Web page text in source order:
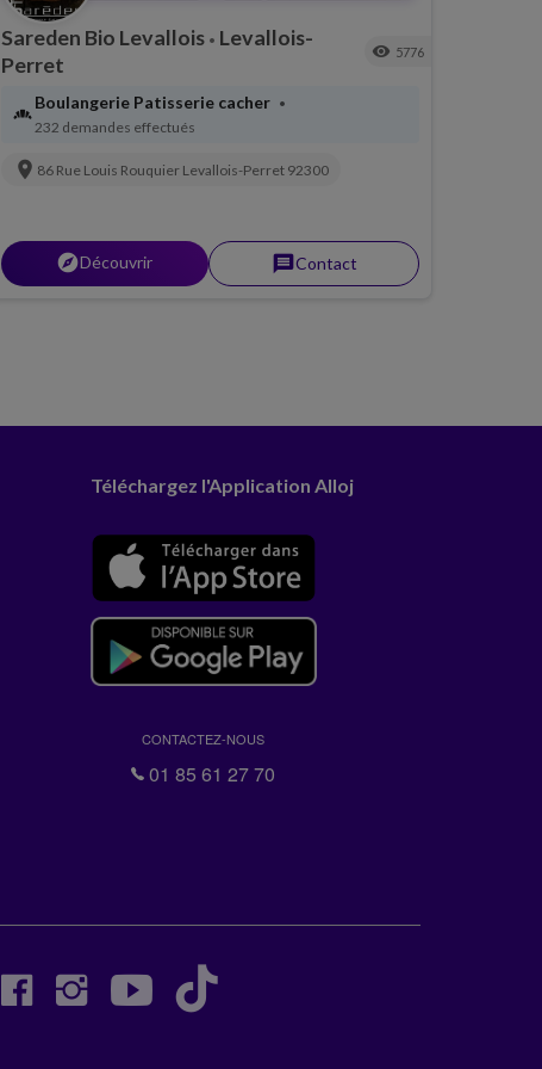
Sareden Bio Levallois • Levallois-
Perret
visibility 5776
bakery_dining
Boulangerie Patisserie cacher •
232 demandes effectués
location_on 86 Rue Louis Rouquier Levallois-Perret 92300
explorerDécouvrir messageContact
Téléchargez l'Application Alloj
CONTACTEZ-NOUS
01 85 61 27 70